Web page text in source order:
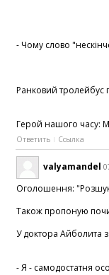
- Чому слово
Ранковий тролейбус
Герой нашого часу:
Ответить Ссылка
valyamandel
Оголошення:
Також пропоную
У доктора Айболита
- Я - самодостатня